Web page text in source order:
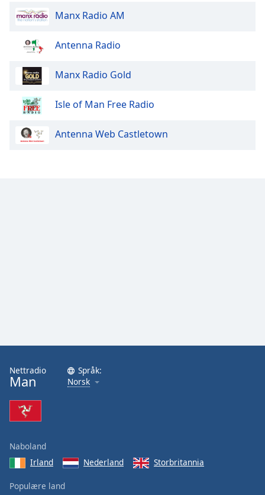
Text
Background
Opacity
Caption
Background
Color
Reset
Done
Modal
Dialog
End
dialog
window.
Manx Radio AM
Antenna Radio
Manx Radio Gold
Isle of Man Free Radio
Antenna Web Castletown
Nettradio
Man
Språk:
Norsk
Naboland
Irland
Nederland Storbritannia
Populære land